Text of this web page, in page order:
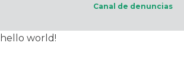
Canal de denuncias
hello world!